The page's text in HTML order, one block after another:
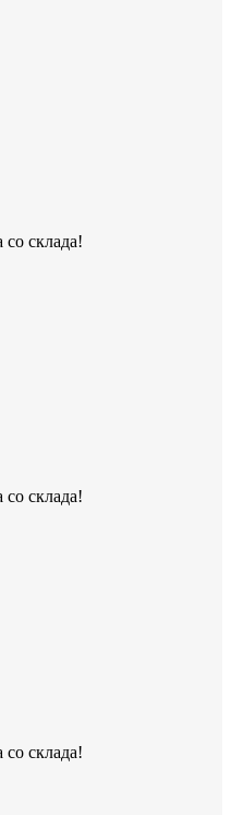
склада!
склада!
склада!